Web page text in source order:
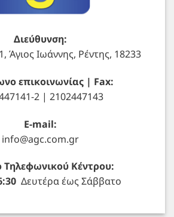
Διεύθυνση:
Άγιος Ιωάννης, Ρέντης, 18233
επικοινωνίας | Fax:
2 | 2102447143
E-mail:
info@agc.com.gr
Τηλεφωνικού Κέντρου:
Δευτέρα έως Σάββατο